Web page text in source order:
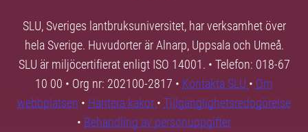
SLU, Sveriges lantbruksuniversitet, har verksamhet över
hela Sverige. Huvudorter är Alnarp, Uppsala och Umeå.
SLU är miljöcertifierat enligt ISO 14001. • Telefon: 018-67
10 00 • Org nr: 202100-2817 • Kontakta SLU • Om
webbplatsen • Hantera kakor • Tillgänglighetsredogörelse
• Behandling av personuppgifter